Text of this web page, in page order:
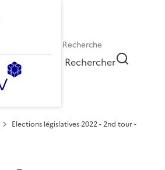
Rechercher
Elections législatives 2022 - 2nd tour -